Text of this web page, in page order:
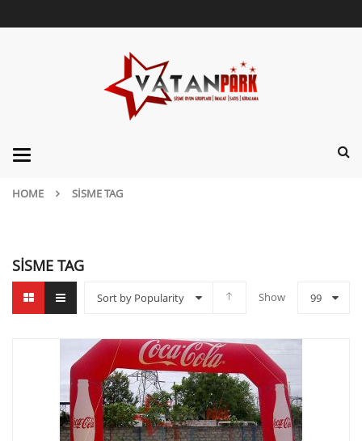
Categories
HOME SISME TAG
SISME TAG
Sort by Popularity Show 99